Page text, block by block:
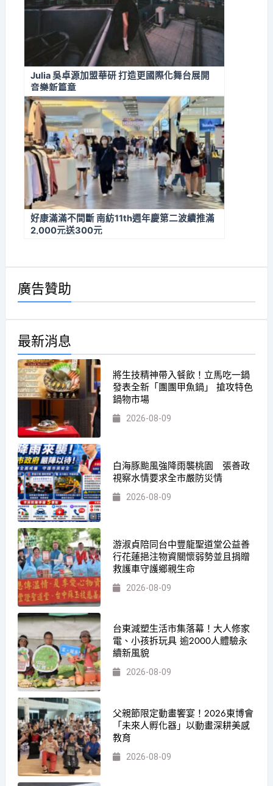
Julia 吳卓源加盟華研 打造更國際化舞台展開
音樂新篇章
好康滿滿不間斷 南紡11th週年慶第二波續推滿
2,000元送300元
廣告贊助
最新消息
將生技精神帶入餐飲！立馬吃一鍋
發表全新「團團甲魚鍋」 搶攻特色
鍋物市場
2026-08-09
白海豚颱風強降雨襲桃園 張善政
視察水情要求全市嚴防災情
2026-08-09
游淑貞陪同台中豐龍聖道堂公益善
行花蓮挹注物資關懷弱勢並且捐贈
救護車守護鄉親生命
2026-08-09
台東減塑生活市集落幕！大人修家
電、小孩拆玩具 逾2000人體驗永
續新風貌
2026-08-09
父親節限定動畫饗宴！2026東博會
「未來人孵化器」以動畫深耕美感
教育
2026-08-09